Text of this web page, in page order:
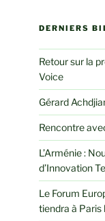
DERNIERS
Retour sur la
Voice
Gérard
Rencontre
L’Arménie :
d’Innovation
Le Forum
tiendra à Paris